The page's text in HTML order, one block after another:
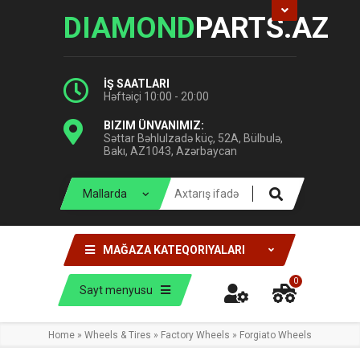
DIAMONDPARTS.AZ
İŞ SAATLARI
Həftəiçi 10:00 - 20:00
BIZIM ÜNVANIMIZ:
Səttar Bəhlulzadə küç, 52A, Bülbulə,
Bakı, AZ1043, Azərbaycan
MAĞAZA KATEQORIYALARI
Sayt menyusu
0
Home » Wheels & Tires » Factory Wheels » Forgiato Wheels